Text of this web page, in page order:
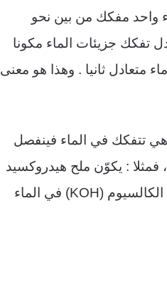
<جزيء واحد مفكك من بين نحو
تفكك جزيئات الماء مكونا
متعادل ثانيا . وهذا هو معنى
تتفكك في الماء فينفصل
: يكوّن ملح هيدروكسيد
(KOH) في الماء